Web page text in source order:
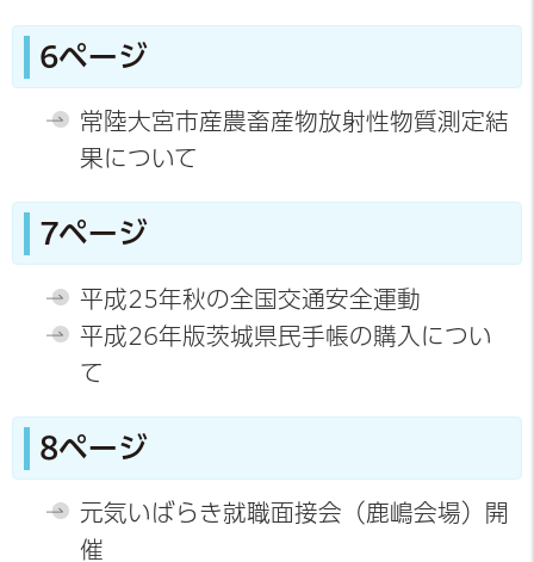
6ページ
常陸大宮市産農畜産物放射性物質測定結
果について
7ページ
平成25年秋の全国交通安全運動
平成26年版茨城県民手帳の購入につい
て
8ページ
元気いばらき就職面接会（鹿嶋会場）開
催